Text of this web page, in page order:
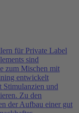
für Private Label
sind
zum Mischen mit
entwickelt
und
Zu den
der Aufbau einer gut